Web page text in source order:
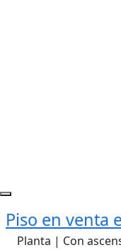
Piso en venta
Planta | Con